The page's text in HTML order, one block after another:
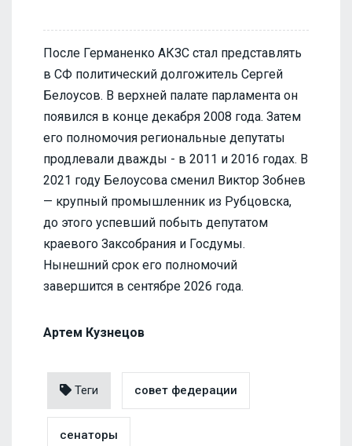
После Германенко АКЗС стал представлять
в СФ политический долгожитель Сергей
Белоусов. В верхней палате парламента он
появился в конце декабря 2008 года. Затем
его полномочия региональные депутаты
продлевали дважды - в 2011 и 2016 годах. В
2021 году Белоусова сменил Виктор Зобнев
— крупный промышленник из Рубцовска,
до этого успевший побыть депутатом
краевого Заксобрания и Госдумы.
Нынешний срок его полномочий
завершится в сентябре 2026 года.
Артем Кузнецов
Теги совет федерации
сенаторы